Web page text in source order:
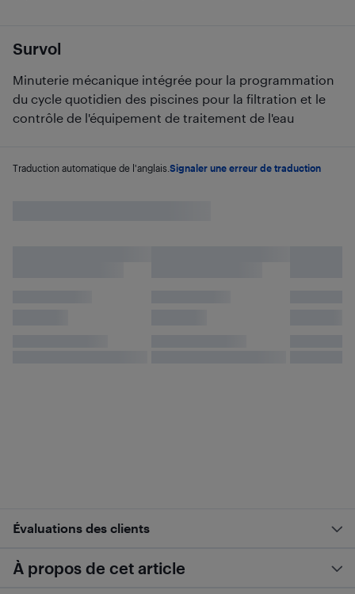
Survol
Minuterie mécanique intégrée pour la programmation
du cycle quotidien des piscines pour la filtration et le
contrôle de l'équipement de traitement de l'eau
Traduction automatique de l'anglais. Signaler une erreur de traduction
Évaluations des clients
À propos de cet article